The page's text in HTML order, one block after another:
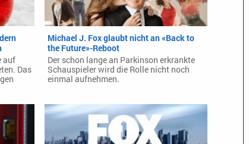
auf
Das
Michael J. Fox glaubt nicht an «Back to
the Future»-Reboot
Der schon lange an Parkinson erkrankte
Schauspieler wird die Rolle nicht noch
einmal aufnehmen.